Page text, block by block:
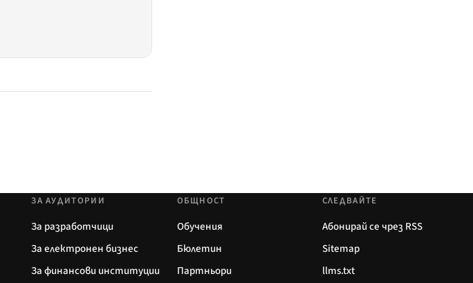
ЗА АУДИТОРИИ
За разработчици
За електронен бизнес
За финансови институции
ОБЩНОСТ
Обучения
Бюлетин
Партньори
СЛЕДВАЙТЕ
Абонирай се чрез RSS
Sitemap
llms.txt